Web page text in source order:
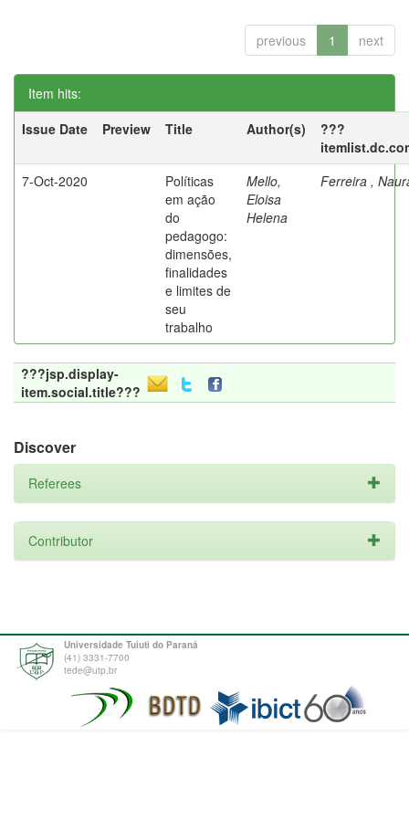
previous 1 next
Item hits:
Issue Date
Preview Title Author(s)
???
7-Oct-2020
Políticas
em ação
do
pedagogo:
dimensões,
finalidades
e limites de
seu
trabalho
Mello,
Eloisa
Helena
Ferreira ,
???jsp.display-
item.social.title???
Discover
Referees
Contributor
Universidade Tuiuti do Paraná
(41) 3331-7700
tede@utp.br